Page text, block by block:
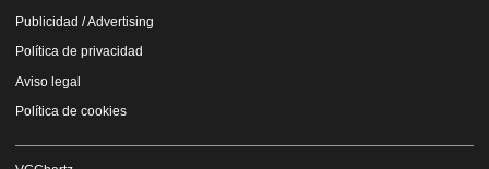
Publicidad / Advertising
Política de privacidad
Aviso legal
Política de cookies